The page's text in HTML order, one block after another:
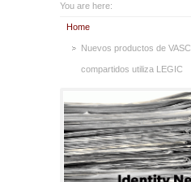
You are here:
Home
Nuevos productos de
compartidos utiliza LEGIC